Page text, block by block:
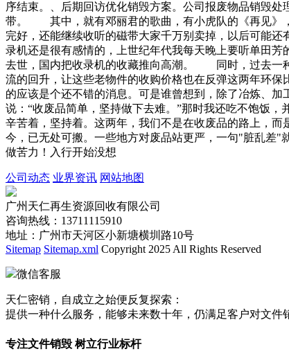
序结束。、后期回访优化销毁方案。公司报废物品销毁
带。 其中，就有邓丽君的歌曲，有小虎队的《再见》，
完好，还能继续收听的磁带大家千万别卖掉，以后可
录机还是很有感情的，上世纪年代我每天晚上要听单田
去世，国内把收录机的收藏推向高潮。 同时，过去一种
流的回升，让这些老物件的收购价格也在反弹这两年环
的应该是个还不错的消息。可是谁曾想到，除了冶炼、
说：“收废品简单，坚持做下去难。”那时我还吃不饱饭
辛苦着，坚持着。这两年，我们不是在收废品的路上，
今，已无处可搬。一些地方对废品站更严，一句"脏乱差"
做苦力！入行开始没想
公司动态 业界资讯 网站地图
广州天仁再生资源回收有限公司
咨询热线：13711115910
地址：广州市天河区小新塘横圳路10号
Sitemap Sitemap.xml Copyright 2025 All Rights Reserved
微信客服
天仁密销，自成立之始便反复探索：
提供一种什么服务，能够未来数十年，仍满足客户对文件
专注文件销毁 树立行业标杆